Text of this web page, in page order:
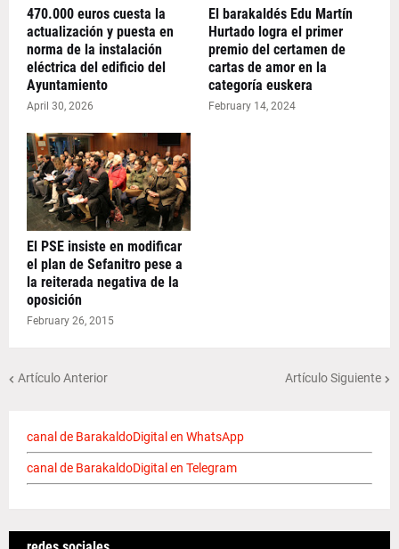
470.000 euros cuesta la
actualización y puesta en
norma de la instalación
eléctrica del edificio del
Ayuntamiento
April 30, 2026
El barakaldés Edu Martín
Hurtado logra el primer
premio del certamen de
cartas de amor en la
categoría euskera
February 14, 2024
El PSE insiste en modificar
el plan de Sefanitro pese a
la reiterada negativa de la
oposición
February 26, 2015
Artículo Anterior Artículo Siguiente
canal de BarakaldoDigital en WhatsApp
canal de BarakaldoDigital en Telegram